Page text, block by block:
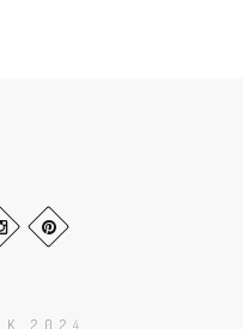
202 4.